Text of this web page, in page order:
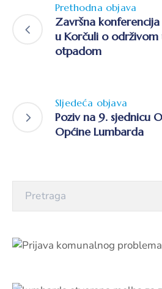
Prethodna objava
Završna konferencija
u Korčuli o održivom
otpadom
Sljedeća objava
Poziv na 9. sjednicu
Općine Lumbarda